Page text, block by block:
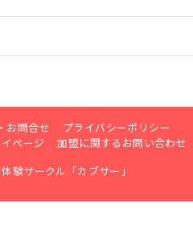
お問合せ
プライバシーポリシー
ページ
加盟に関するお問い合わせ
験サークル「カブサー」